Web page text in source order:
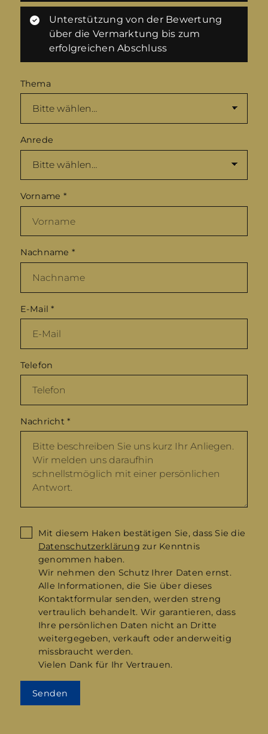
Unterstützung von der Bewertung
über die Vermarktung bis zum
erfolgreichen Abschluss
Thema
Anrede
Vorname *
Nachname *
E-Mail*
Telefon
Nachricht*
Mit diesem Haken bestätigen Sie, dass Sie die
Datenschutzerklärung zur Kenntnis
genommen haben.
Wir nehmen den Schutz Ihrer Daten ernst.
Alle Informationen, die Sie über dieses
Kontaktformular senden, werden streng
vertraulich behandelt. Wir garantieren, dass
Ihre persönlichen Daten nicht an Dritte
weitergegeben, verkauft oder anderweitig
missbraucht werden.
Vielen Dank für Ihr Vertrauen.
Senden